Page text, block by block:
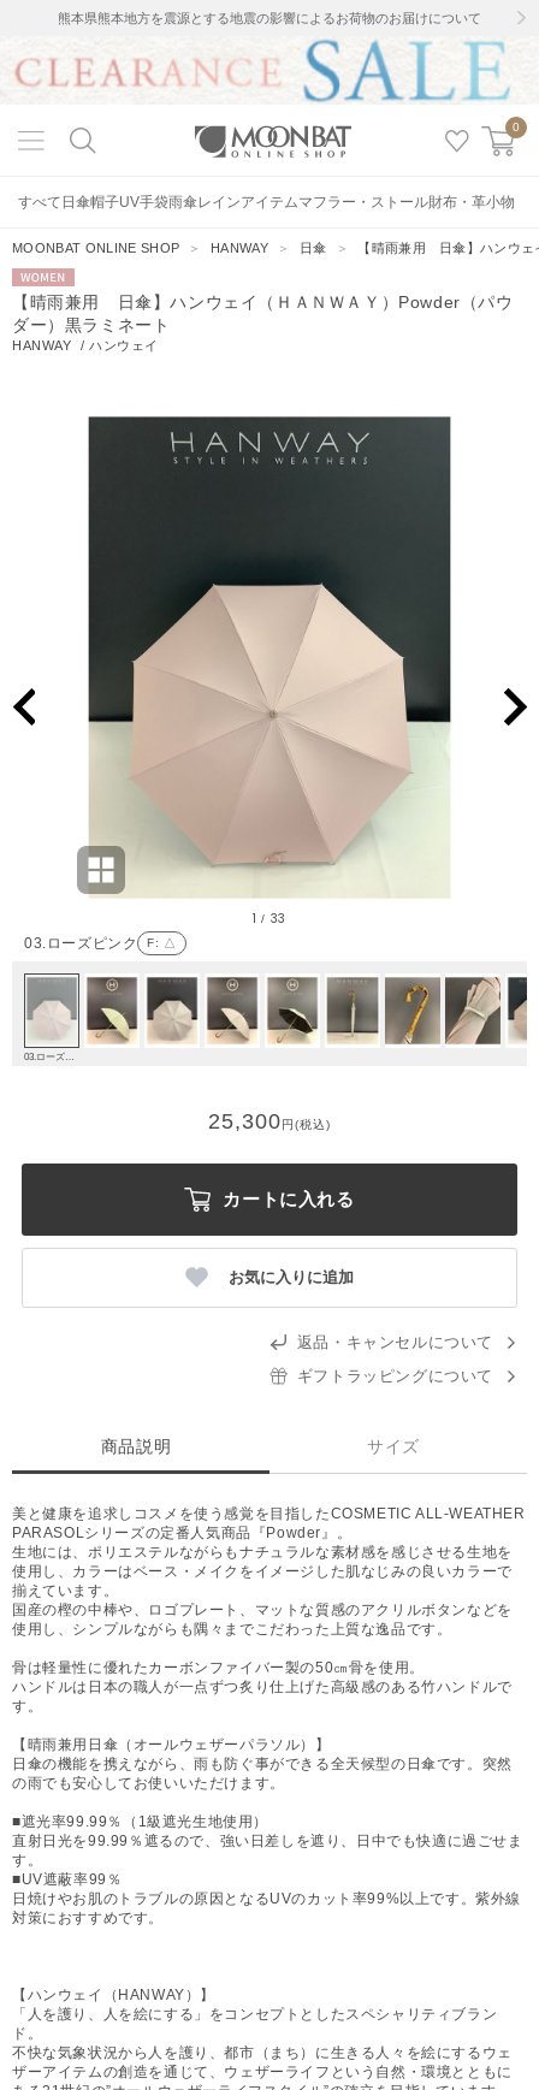
熊本県熊本地方を震源とする地震の影響によるお荷物のお届けについて
0
すべて 日傘帽子UV手袋雨傘レインアイテムマフラー・ストール財布・革小物
MOONBAT ONLINE SHOP ＞ HANWAY ＞ 日傘 ＞ 【晴雨兼用 日傘】ハンウ
WOMEN
【晴雨兼用 日傘】ハンウェイ（ＨＡＮＷＡＹ）Powder（パウ
ダー）黒ラミネート
HANWAY /ハンウェイ
03.ローズピンク F: △
1 / 33
25,300円(税込)
カートに入れる
お気に入りに追加
返品・キャンセルについて
ギフトラッピングについて
商品説明 サイズ
美と健康を追求しコスメを使う感覚を目指したCOSMETIC ALL-WEATHER
PARASOLシリーズの定番人気商品『Powder』。
生地には、ポリエステルながらもナチュラルな素材感を感じさせる生地を
使用し、カラーはベース・メイクをイメージした肌なじみの良いカラーで
揃えています。
国産の樫の中棒や、ロゴプレート、マットな質感のアクリルボタンなどを
使用し、シンプルながらも隅々までこだわった上質な逸品です。
骨は軽量性に優れたカーボンファイバー製の50㎝骨を使用。
ハンドルは日本の職人が一点ずつ炙り仕上げた高級感のある竹ハンドルで
す。
【晴雨兼用日傘（オールウェザーパラソル）】
日傘の機能を携えながら、雨も防ぐ事ができる全天候型の日傘です。突然
の雨でも安心してお使いいただけます。
■遮光率99.99％（1級遮光生地使用）
直射日光を99.99％遮るので、強い日差しを遮り、日中でも快適に過ごせま
す。
■UV遮蔽率99％
日焼けやお肌のトラブルの原因となるUVのカット率99%以上です。紫外線
対策におすすめです。
【ハンウェイ（HANWAY）】
「人を護り、人を絵にする」をコンセプトとしたスペシャリティブラン
ド。
不快な気象状況から人を護り、都市（まち）に生きる人々を絵にするウェ
ザーアイテムの創造を通じて、ウェザーライフという自然・環境とともに